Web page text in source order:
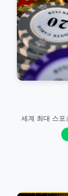
세계 최대 스포